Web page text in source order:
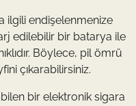
ilgili endişelenmenize
edilebilir bir batarya ile
Böylece, pil ömrü
çıkarabilirsiniz.
bir elektronik sigara